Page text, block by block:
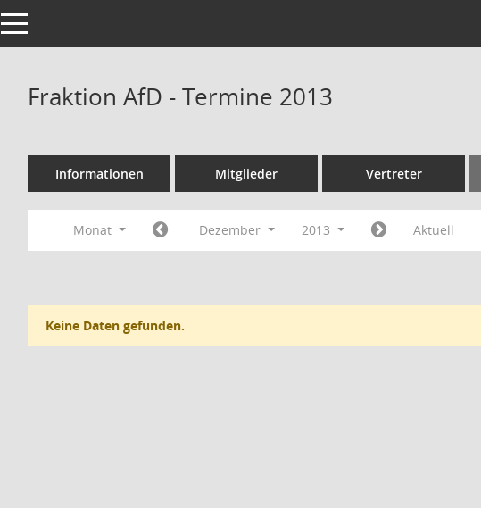
Toggle navigation
Fraktion AfD - Termine 2013
Informationen Mitglieder Vertreter
Monat Dezember 2013 Aktuell
Keine Daten gefunden.